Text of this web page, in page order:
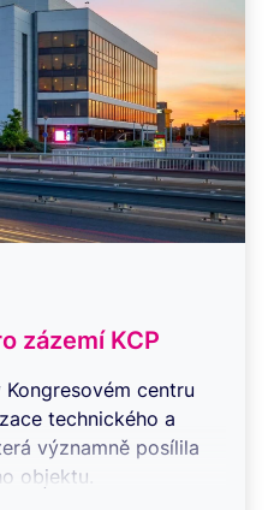
zázemí KCP
centru
technického a
významně posílila
objektu.